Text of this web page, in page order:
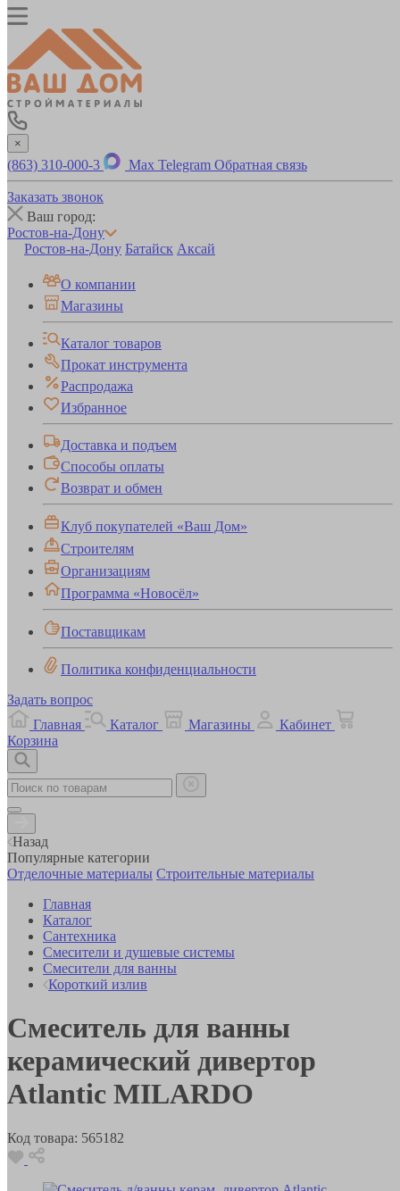
×
(863) 310-000-3 Max Telegram Обратная связь
Заказать звонок
Ваш город:
Ростов-на-Дону
Ростов-на-Дону Батайск Аксай
О компании
Магазины
Каталог товаров
Прокат инструмента
Распродажа
Избранное
Доставка и подъем
Способы оплаты
Возврат и обмен
Клуб покупателей «Ваш Дом»
Строителям
Организациям
Программа «Новосёл»
Поставщикам
Политика конфиденциальности
Задать вопрос
Главная
Каталог Магазины
Кабинет
Корзина
Назад
Популярные категории
Отделочные материалы Строительные материалы
Главная
Каталог
Сантехника
Смесители и душевые системы
Смесители для ванны
Короткий излив
Смеситель для ванны
керамический дивертор
Atlantic MILARDO
Код товара: 565182